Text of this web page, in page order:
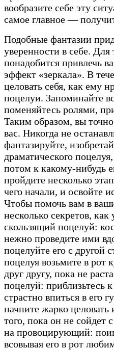
вообразите себе эту
самое главное —
Подобные фантазии
уверенности в себе.
понадобится привлечь
эффект «зеркала». В
целовать себя, как ему
поцелуи. Запоминайте
поменяйтесь ролями,
Таким образом, вы
вас. Никогда не
фантазируйте,
драматического
потом к какому-нибудь
пройдите несколько
чего начали, и освойте
Чтобы помочь вам в
несколько секретов,
скользящий поцелуй:
нежно проведите ими
поцелуйте его с другой
поцелуя возьмите в рот
друг другу, пока не
поцелуй: приблизьтесь
страстно впиться в его
начните жарко
того, пока он не сойдет
на провоцирующий:
всовывая его в рот